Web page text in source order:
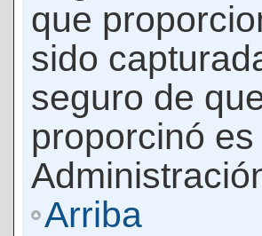
que
sido
seguro de
proporcinó
Arriba